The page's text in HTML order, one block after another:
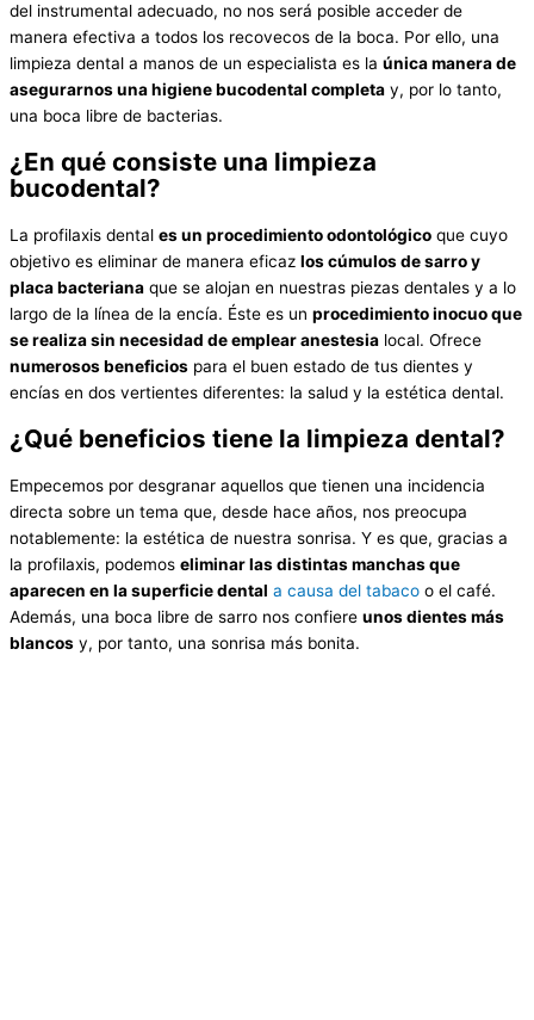
del instrumental adecuado, no nos será posible acceder de
manera efectiva a todos los recovecos de la boca. Por ello, una
limpieza dental a manos de un especialista es la única manera de
asegurarnos una higiene bucodental completa y, por lo tanto,
una boca libre de bacterias.
¿En qué consiste una limpieza
bucodental?
La profilaxis dental es un procedimiento odontológico que cuyo
objetivo es eliminar de manera eficaz los cúmulos de sarro y
placa bacteriana que se alojan en nuestras piezas dentales y a lo
largo de la línea de la encía. Éste es un procedimiento inocuo que
se realiza sin necesidad de emplear anestesia local. Ofrece
numerosos beneficios para el buen estado de tus dientes y
encías en dos vertientes diferentes: la salud y la estética dental.
¿Qué beneficios tiene la limpieza dental?
Empecemos por desgranar aquellos que tienen una incidencia
directa sobre un tema que, desde hace años, nos preocupa
notablemente: la estética de nuestra sonrisa. Y es que, gracias a
la profilaxis, podemos eliminar las distintas manchas que
aparecen en la superficie dental a causa del tabaco o el café.
Además, una boca libre de sarro nos confiere unos dientes más
blancos y, por tanto, una sonrisa más bonita.